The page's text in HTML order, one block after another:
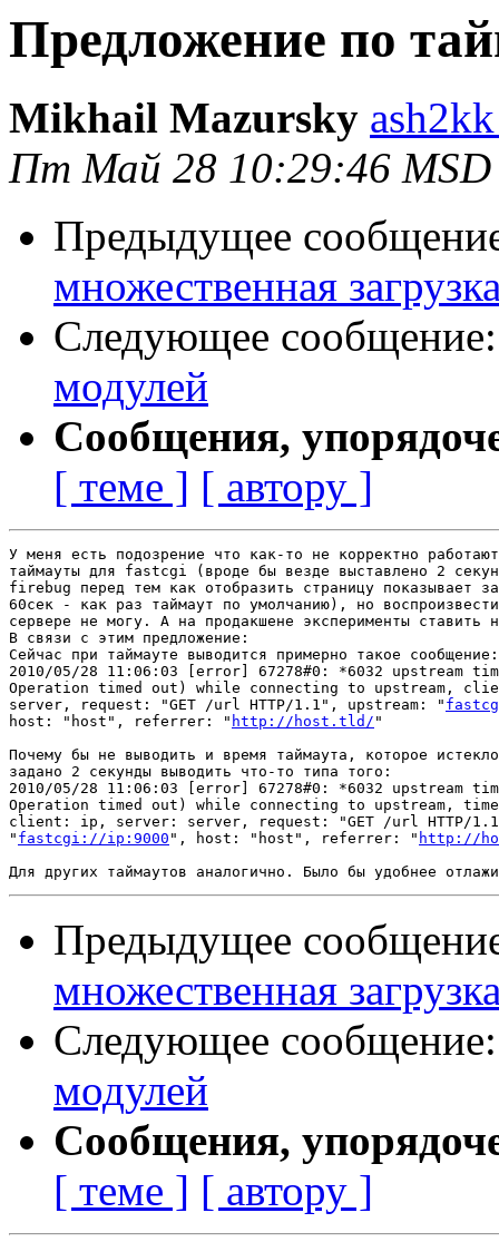
Предложение по
Mikhail Mazursky
Пт Май 28 10:29:46 MSD
Предыдущее
множественная
Следующее
модулей
Сообщения,
[ теме ] [ автору ]
У меня есть подозрение что как-то не корректно
таймауты для fastcgi (вроде бы везде выставлено 2
firebug перед тем как отобразить страницу показывает
60сек - как раз таймаут по умолчанию), но
сервере не могу. А на продакшене эксперименты ставить
В связи с этим предложение:
Сейчас при таймауте выводится примерно такое сообщение:
2010/05/28 11:06:03 [error] 67278#0: *6032 upstream
Operation timed out) while connecting to upstream,
server, request: "GET /url HTTP/1.1", upstream: "
host: "host", referrer: " http://host.tld/ "
Почему бы не выводить и время таймаута, которое
задано 2 секунды выводить что-то типа того:
2010/05/28 11:06:03 [error] 67278#0: *6032 upstream
Operation timed out) while connecting to upstream,
client: ip, server: server, request: "GET /url HTTP/
" fastcgi://ip:9000 ", host: "host", referrer: " http://
Предыдущее
множественная
Следующее
модулей
Сообщения,
[ теме ] [ автору ]